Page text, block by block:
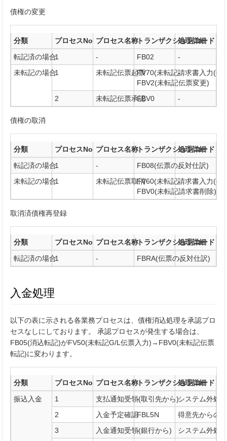
債権の変更
分類 プロセスNo プロセス名称トランザクションコード
処理詳細
転記済の場合1 - FB02
-
未転記の場合1 未転記伝票起票FV70(未転記請求書入力
FBV2(未転記伝票変更)
-
2 未転記伝票承認FBV0 -
債権の取消
分類 プロセスNo プロセス名称トランザクションコード
処理詳細
転記済の場合1 - FB08(伝票の反対仕訳)
-
未転記の場合1 未転記伝票取消FV60(未転記請求書入力
FBV0(未転記請求書削除)
-
取消済債権再登録
分類 プロセスNo プロセス名称トランザクションコード
処理詳細
転記済の場合1 - FBRA(伝票の反対仕訳)
-
入金処理
以下の表に示される各業務プロセスは、債権消込処理を承認プロ
セスなしにしております。 承認プロセスが発生する場合は、
FB05(消込転記)がFV50(未転記G/L伝票入力)→FBV0(未転記伝票
転記)に変わります。
分類 プロセスNo プロセス名称トランザクションコード
処理詳細
振込入金
1 支払通知受領(取引先から)
-
システム外処
2
入金予定確認FBL5N
得意先からの
3
入金通知受領(銀行から)
-
システム外処